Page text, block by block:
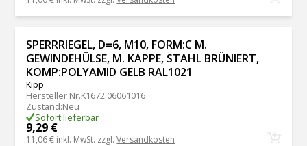
SPERRRIEGEL, D=6, M10, FORM:C M.
GEWINDEHÜLSE, M. KAPPE, STAHL BRÜNIERT,
KOMP:POLYAMID GELB RAL1021
Kipp
Hersteller Nr.K1672.06061016
Zustand:Neu
Sofort lieferbar
9,29 €
11,06 € inkl. MwSt. zzgl.Versandkosten